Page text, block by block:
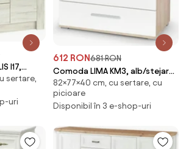
I17,
cu
sertare,
uri
612 RON681 RON
Comoda LIMA KM3, alb/stejar
sonoma, PAL, 77x40x82 cm
82×77×40 cm, cu sertare, cu
picioare
Disponibil în 3 e-shop-uri